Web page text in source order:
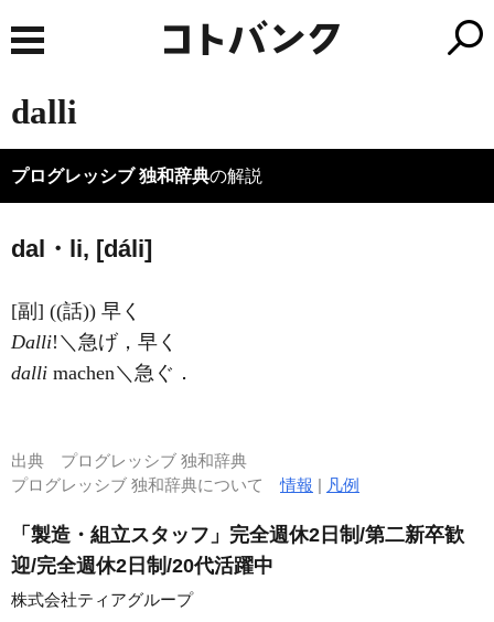
dalli
プログレッシブ 独和辞典の解説
dal・li, [dáli]
[副] ((話)) 早く
Dalli!＼急げ，早く
dalli machen＼急ぐ．
出典 プログレッシブ 独和辞典
プログレッシブ 独和辞典について情報 | 凡例
「製造・組立スタッフ」完全週休2日制/第二新卒歓
迎/完全週休2日制/20代活躍中
株式会社ティアグループ